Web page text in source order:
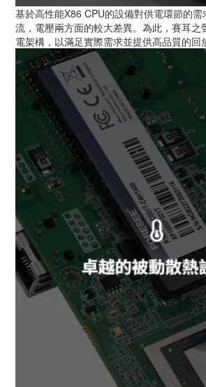
基於高性能X86 CPU的設備對供電環節的
流，電壓兩方面的較大差異。為此，賽耳之
電架構，以滿足實際需求並提供高品質的回